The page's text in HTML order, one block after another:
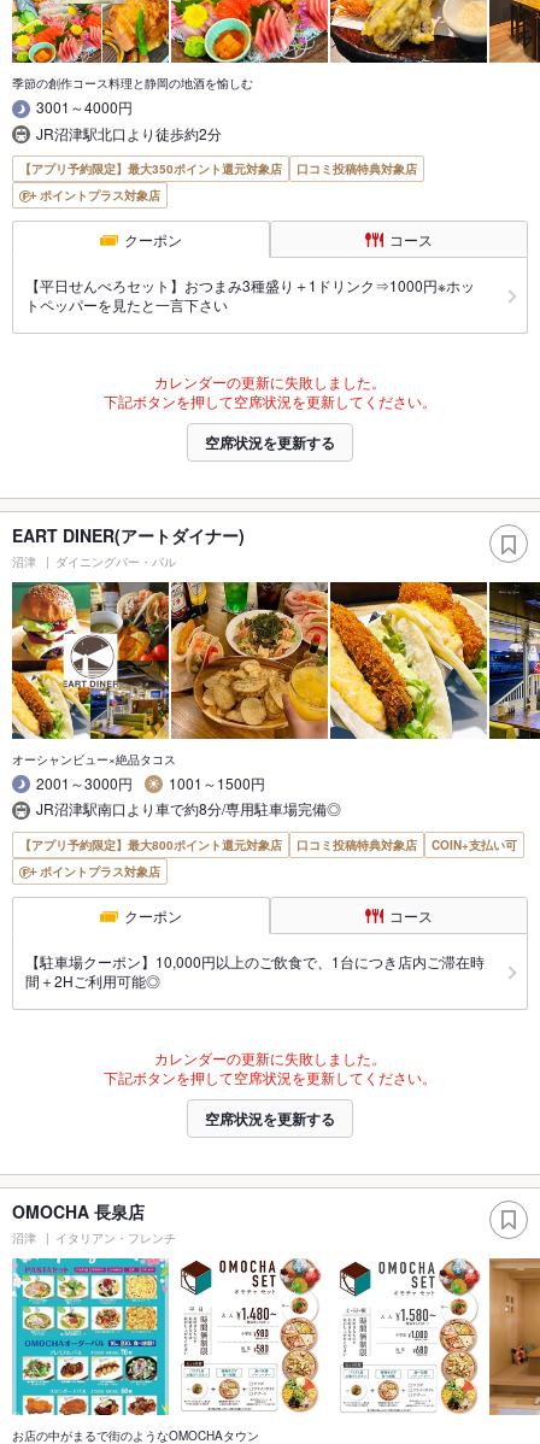
季節の創作コース料理と静岡の地酒を愉しむ
3001～4000円
JR沼津駅北口より徒歩約2分
【アプリ予約限定】最大350ポイント還元対象店
口コミ投稿特典対象店
ポイントプラス対象店
クーポン コース
【平日せんべろセット】おつまみ3種盛り＋1ドリンク⇒1000円※ホッ
トペッパーを見たと一言下さい
カレンダーの更新に失敗しました。
下記ボタンを押して空席状況を更新してください。
空席状況を更新する
EART DINER(アートダイナー)
沼津 ダイニングバー・バル
オーシャンビュー×絶品タコス
2001～3000円
1001～1500円
JR沼津駅南口より車で約8分/専用駐車場完備◎
【アプリ予約限定】最大800ポイント還元対象店 口コミ投稿特典対象店
COIN+支払い可
ポイントプラス対象店
クーポン コース
【駐車場クーポン】10,000円以上のご飲食で、1台につき店内ご滞在時
間＋2Hご利用可能◎
カレンダーの更新に失敗しました。
下記ボタンを押して空席状況を更新してください。
空席状況を更新する
OMOCHA 長泉店
沼津 イタリアン・フレンチ
お店の中がまるで街のようなOMOCHAタウン